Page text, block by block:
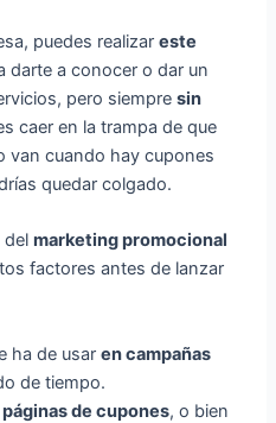
puedes realizareste
darte a conocer o dar un
pero siempresin
caer en la trampa de que
van cuando hay cupones
quedar colgado.
delmarketing promocional
factores antes de lanzar
ha de usaren campañas
de tiempo.
páginas de cupones, o bien